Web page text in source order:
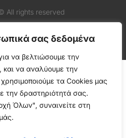
σας δεδομένα
να βελτιώσουμε την
και να αναλύουμε την
τα Cookies μας
την δραστηριότητά σας.
Όλων", συναινείτε στη
All rights reserved